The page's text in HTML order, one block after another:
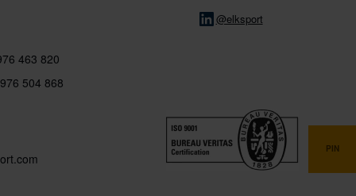
463 820
504 868
@elksport
PIN